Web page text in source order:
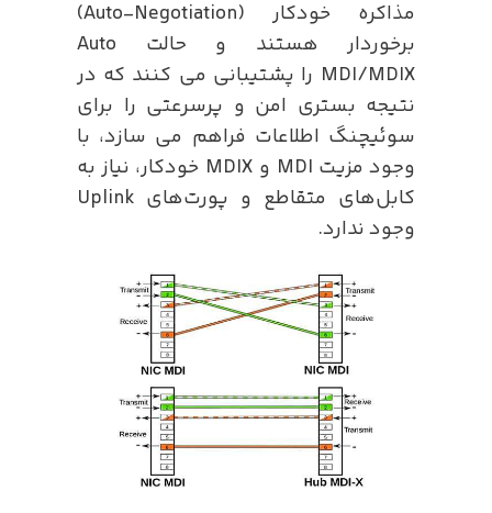
مذاکره خودکار (Auto-Negotiation)
برخوردار هستند و حالت Auto
MDI/MDIX را پشتیبانی می کنند که در
نتیجه بستری امن و پرسرعتی را برای
سوئیچنگ اطلاعات فراهم می سازد، با
وجود مزیت MDI و MDIX خودکار، نیاز به
کابل‌های متقاطع و پورت‌های Uplink
وجود ندارد.